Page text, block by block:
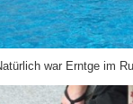
war Erntge im